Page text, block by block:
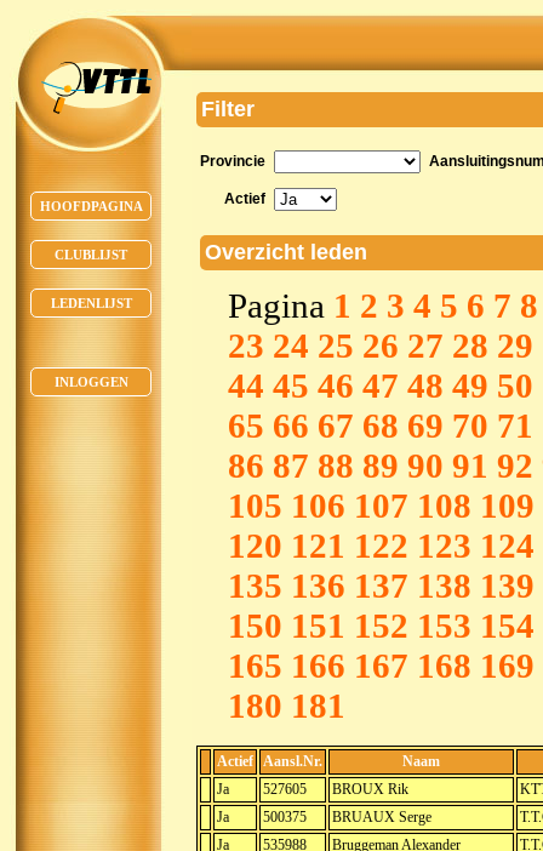
HOOFDPAGINA
CLUBLIJST
LEDENLIJST
INLOGGEN
Filter
Provincie
Actief
Overzicht leden
Pagina 1 2 3 4 5 6 7 8
23 24 25 26 27 28 29
44 45 46 47 48 49 50
65 66 67 68 69 70 71
86 87 88 89 90 91 92
105 106 107 108 109
120 121 122 123 124
135 136 137 138 139
150 151 152 153 154
165 166 167 168 169
180 181
Actief Aansl.Nr.
Naam
Ja
527605 BROUX Rik
Ja
500375 BRUAUX Serge
Ja
535988 Bruggeman Alexander